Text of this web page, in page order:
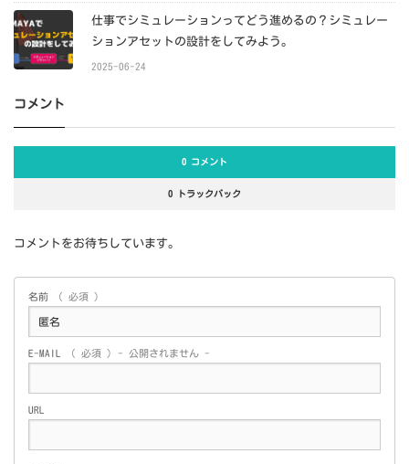
仕事でシミュレーションってどう進めるの？シミュレー
ションアセットの設計をしてみよう。
2025-06-24
コメント
0 コメント
0 トラックバック
コメントをお待ちしています。
名前 ( 必須 )
E-MAIL ( 必須 ) - 公開されません -
URL